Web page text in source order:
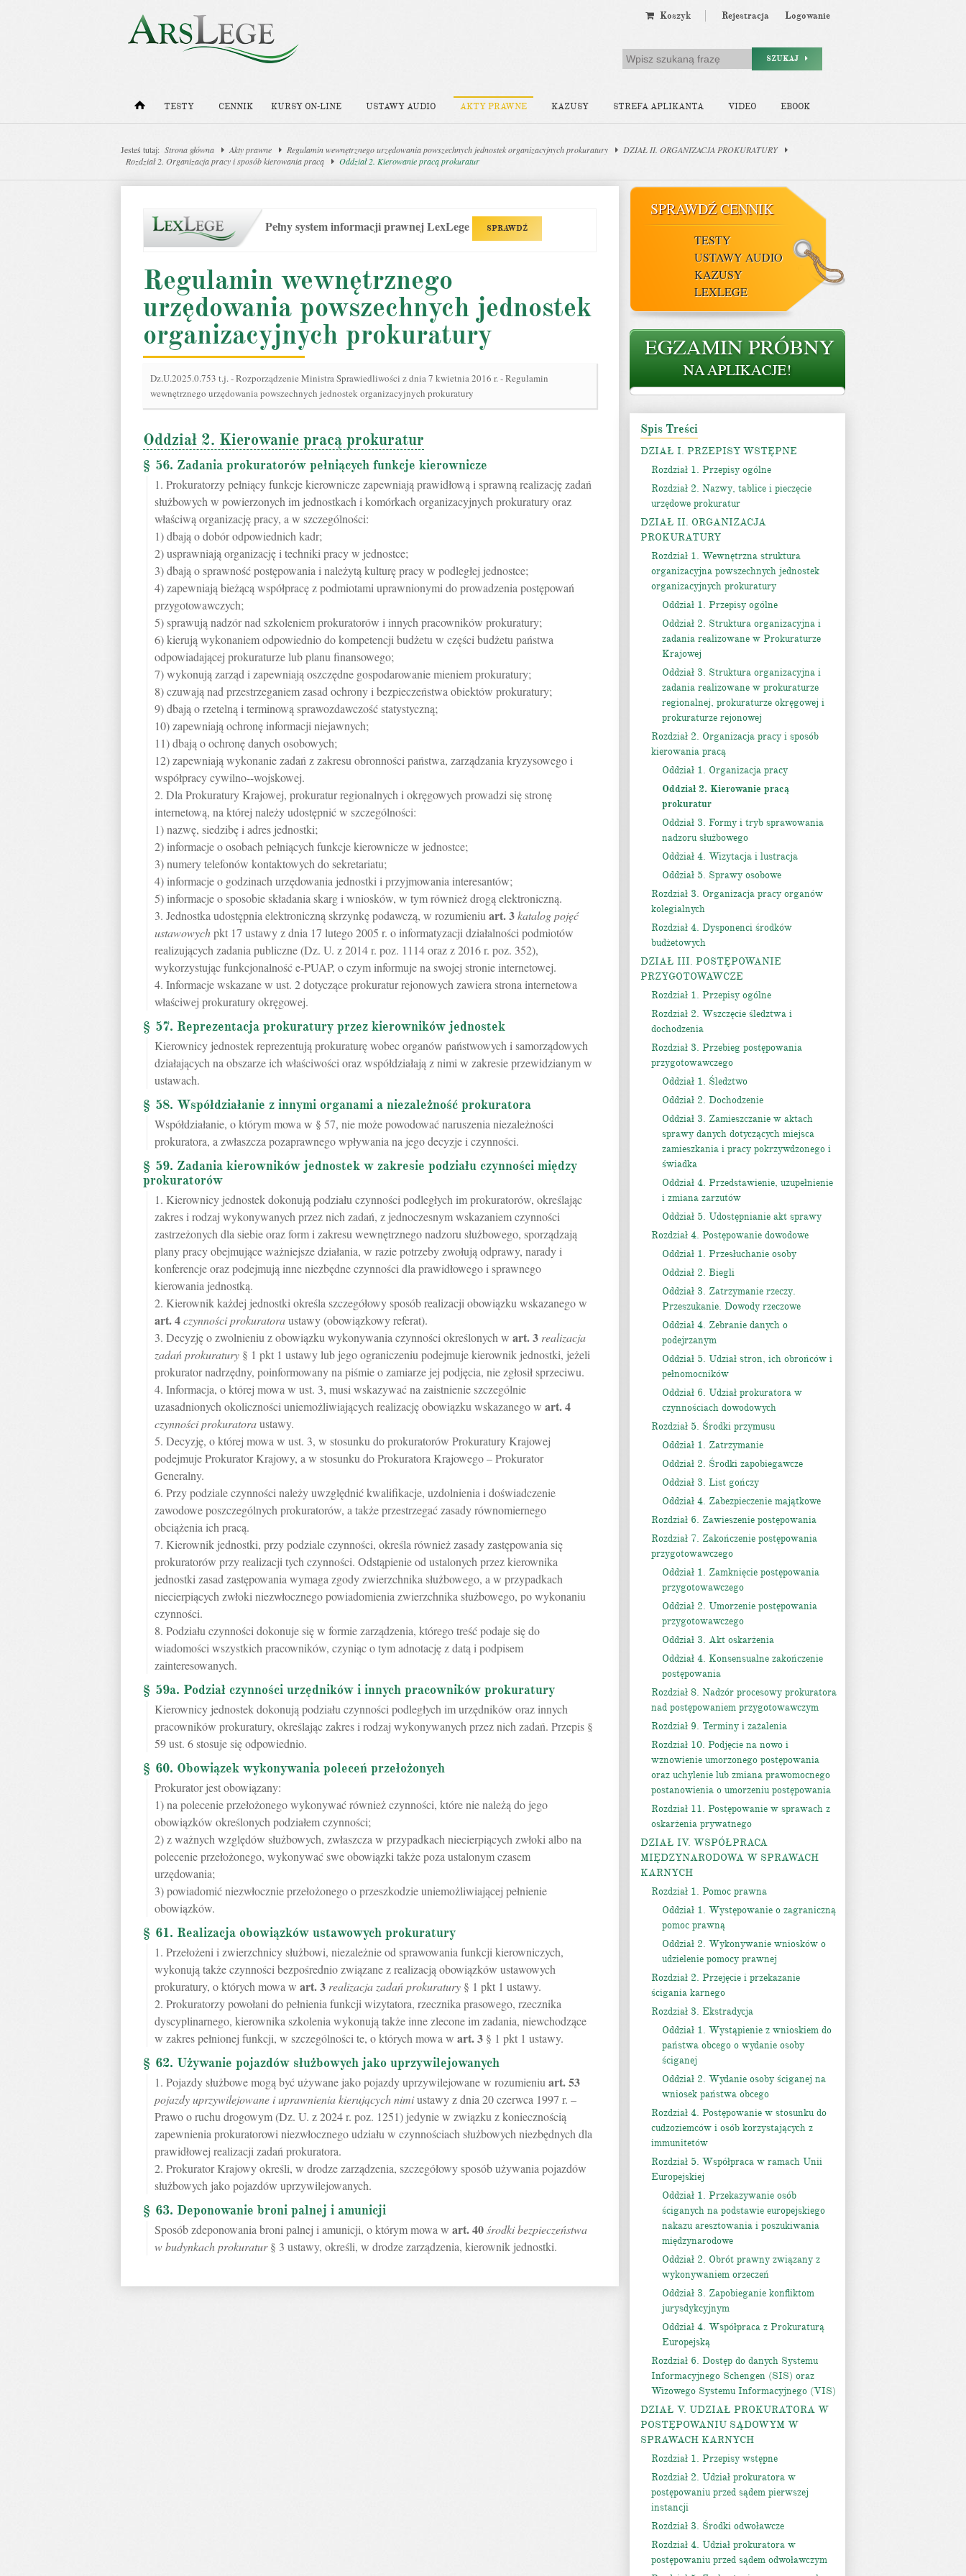
Koszyk Rejestracja Logowanie
SZUKAJ
TESTY CENNIK KURSY ON-LINE USTAWY AUDIO AKTY PRAWNE KAZUSY STREFA APLIKANTA VIDEO EBOOK
Jesteś tutaj: Strona główna Akty prawne Regulamin wewnętrznego urzędowania powszechnych jednostek organizacyjnych prokuratury
DZIAŁ II. ORGANIZACJA PROKURATURY
Rozdział 2. Organizacja pracy i sposób kierowania pracą
Oddział 2. Kierowanie pracą prokuratur
Pełny system informacji prawnej LexLege SPRAWDŹ
Regulamin wewnętrznego
urzędowania powszechnych jednostek
organizacyjnych prokuratury
Dz.U.2025.0.753 t.j.-Rozporządzenie Ministra Sprawiedliwości z dnia 7 kwietnia 2016 r. - Regulamin
wewnętrznego urzędowania powszechnych jednostek organizacyjnych prokuratury
Oddział 2. Kierowanie pracą prokuratur
§ 56. Zadania prokuratorów pełniących funkcje kierownicze
1. Prokuratorzy pełniący funkcje kierownicze zapewniają prawidłową i sprawną realizację zadań
służbowych w powierzonych im jednostkach i komórkach organizacyjnych prokuratury oraz
właściwą organizację pracy, a w szczególności:
1) dbają o dobór odpowiednich kadr;
2) usprawniają organizację i techniki pracy w jednostce;
3) dbają o sprawność postępowania i należytą kulturę pracy w podległej jednostce;
4) zapewniają bieżącą współpracę z podmiotami uprawnionymi do prowadzenia postępowań
przygotowawczych;
5) sprawują nadzór nad szkoleniem prokuratorów i innych pracowników prokuratury;
6) kierują wykonaniem odpowiednio do kompetencji budżetu w części budżetu państwa
odpowiadającej prokuraturze lub planu finansowego;
7) wykonują zarząd i zapewniają oszczędne gospodarowanie mieniem prokuratury;
8) czuwają nad przestrzeganiem zasad ochrony i bezpieczeństwa obiektów prokuratury;
9) dbają o rzetelną i terminową sprawozdawczość statystyczną;
10) zapewniają ochronę informacji niejawnych;
11) dbają o ochronę danych osobowych;
12) zapewniają wykonanie zadań z zakresu obronności państwa, zarządzania kryzysowego i
współpracy cywilno--wojskowej.
2. Dla Prokuratury Krajowej, prokuratur regionalnych i okręgowych prowadzi się stronę
internetową, na której należy udostępnić w szczególności:
1) nazwę, siedzibę i adres jednostki;
2) informacje o osobach pełniących funkcje kierownicze w jednostce;
3) numery telefonów kontaktowych do sekretariatu;
4) informacje o godzinach urzędowania jednostki i przyjmowania interesantów;
5) informacje o sposobie składania skarg i wniosków, w tym również drogą elektroniczną.
3. Jednostka udostępnia elektroniczną skrzynkę podawczą, w rozumieniu art.3katalog pojęć
ustawowychpkt 17 ustawy z dnia 17 lutego 2005 r. o informatyzacji działalności podmiotów
realizujących zadania publiczne (Dz. U. z 2014 r. poz. 1114 oraz z 2016 r. poz. 352),
wykorzystując funkcjonalność e-PUAP, o czym informuje na swojej stronie internetowej.
4. Informacje wskazane w ust. 2 dotyczące prokuratur rejonowych zawiera strona internetowa
właściwej prokuratury okręgowej.
§ 57. Reprezentacja prokuratury przez kierowników jednostek
Kierownicy jednostek reprezentują prokuraturę wobec organów państwowych i samorządowych
działających na obszarze ich właściwości oraz współdziałają z nimi w zakresie przewidzianym w
ustawach.
§ 58. Współdziałanie z innymi organami a niezależność prokuratora
Współdziałanie, o którym mowa w § 57, nie może powodować naruszenia niezależności
prokuratora, a zwłaszcza pozaprawnego wpływania na jego decyzje i czynności.
§ 59. Zadania kierowników jednostek w zakresie podziału czynności między
prokuratorów
1. Kierownicy jednostek dokonują podziału czynności podległych im prokuratorów, określając
zakres i rodzaj wykonywanych przez nich zadań, z jednoczesnym wskazaniem czynności
zastrzeżonych dla siebie oraz form i zakresu wewnętrznego nadzoru służbowego, sporządzają
plany pracy obejmujące ważniejsze działania, w razie potrzeby zwołują odprawy, narady i
konferencje oraz podejmują inne niezbędne czynności dla prawidłowego i sprawnego
kierowania jednostką.
2. Kierownik każdej jednostki określa szczegółowy sposób realizacji obowiązku wskazanego w
art.4czynności prokuratoraustawy (obowiązkowy referat).
3. Decyzję o zwolnieniu z obowiązku wykonywania czynności określonych w art.3 realizacja
zadań prokuratury § 1 pkt 1 ustawy lub jego ograniczeniu podejmuje kierownik jednostki, jeżeli
prokurator nadrzędny, poinformowany na piśmie o zamiarze jej podjęcia, nie zgłosił sprzeciwu.
4. Informacja, o której mowa w ust. 3, musi wskazywać na zaistnienie szczególnie
uzasadnionych okoliczności uniemożliwiających realizację obowiązku wskazanego w art.4
czynności prokuratoraustawy.
5. Decyzję, o której mowa w ust. 3, w stosunku do prokuratorów Prokuratury Krajowej
podejmuje Prokurator Krajowy, a w stosunku do Prokuratora Krajowego – Prokurator
Generalny.
6. Przy podziale czynności należy uwzględnić kwalifikacje, uzdolnienia i doświadczenie
zawodowe poszczególnych prokuratorów, a także przestrzegać zasady równomiernego
obciążenia ich pracą.
7. Kierownik jednostki, przy podziale czynności, określa również zasady zastępowania się
prokuratorów przy realizacji tych czynności. Odstąpienie od ustalonych przez kierownika
jednostki zasad zastępowania wymaga zgody zwierzchnika służbowego, a w przypadkach
niecierpiących zwłoki niezwłocznego powiadomienia zwierzchnika służbowego, po wykonaniu
czynności.
8. Podziału czynności dokonuje się w formie zarządzenia, którego treść podaje się do
wiadomości wszystkich pracowników, czyniąc o tym adnotację z datą i podpisem
zainteresowanych.
§ 59a. Podział czynności urzędników i innych pracowników prokuratury
Kierownicy jednostek dokonują podziału czynności podległych im urzędników oraz innych
pracowników prokuratury, określając zakres i rodzaj wykonywanych przez nich zadań. Przepis §
59 ust. 6 stosuje się odpowiednio.
§ 60. Obowiązek wykonywania poleceń przełożonych
Prokurator jest obowiązany:
1) na polecenie przełożonego wykonywać również czynności, które nie należą do jego
obowiązków określonych podziałem czynności;
2) z ważnych względów służbowych, zwłaszcza w przypadkach niecierpiących zwłoki albo na
polecenie przełożonego, wykonywać swe obowiązki także poza ustalonym czasem
urzędowania;
3) powiadomić niezwłocznie przełożonego o przeszkodzie uniemożliwiającej pełnienie
obowiązków.
§ 61. Realizacja obowiązków ustawowych prokuratury
1. Przełożeni i zwierzchnicy służbowi, niezależnie od sprawowania funkcji kierowniczych,
wykonują także czynności bezpośrednio związane z realizacją obowiązków ustawowych
prokuratury, o których mowa w art.3 realizacja zadań prokuratury § 1 pkt 1 ustawy.
2. Prokuratorzy powołani do pełnienia funkcji wizytatora, rzecznika prasowego, rzecznika
dyscyplinarnego, kierownika szkolenia wykonują także inne zlecone im zadania, niewchodzące
w zakres pełnionej funkcji, w szczególności te, o których mowa w art.3 § 1 pkt 1 ustawy.
§ 62. Używanie pojazdów służbowych jako uprzywilejowanych
1. Pojazdy służbowe mogą być używane jako pojazdy uprzywilejowane w rozumieniu art.53
pojazdy uprzywilejowane i uprawnienia kierujących nimiustawy z dnia 20 czerwca 1997 r. –
Prawo o ruchu drogowym (Dz. U. z 2024 r. poz. 1251) jedynie w związku z koniecznością
zapewnienia prokuratorowi niezwłocznego udziału w czynnościach służbowych niezbędnych dla
prawidłowej realizacji zadań prokuratora.
2. Prokurator Krajowy określi, w drodze zarządzenia, szczegółowy sposób używania pojazdów
służbowych jako pojazdów uprzywilejowanych.
§ 63. Deponowanie broni palnej i amunicji
Sposób zdeponowania broni palnej i amunicji, o którym mowa w art.40środki bezpieczeństwa
w budynkach prokuratur§ 3 ustawy, określi, w drodze zarządzenia, kierownik jednostki.
SPRAWDŹ CENNIK
TESTY
USTAWY AUDIO
KAZUSY
LEXLEGE
Spis Treści
DZIAŁ I. PRZEPISY WSTĘPNE
Rozdział 1. Przepisy ogólne
Rozdział 2. Nazwy, tablice i pieczęcie
urzędowe prokuratur
DZIAŁ II. ORGANIZACJA
PROKURATURY
Rozdział 1. Wewnętrzna struktura
organizacyjna powszechnych jednostek
organizacyjnych prokuratury
Oddział 1. Przepisy ogólne
Oddział 2. Struktura organizacyjna i
zadania realizowane w Prokuraturze
Krajowej
Oddział 3. Struktura organizacyjna i
zadania realizowane w prokuraturze
regionalnej, prokuraturze okręgowej i
prokuraturze rejonowej
Rozdział 2. Organizacja pracy i sposób
kierowania pracą
Oddział 1. Organizacja pracy
Oddział 2. Kierowanie pracą
prokuratur
Oddział 3. Formy i tryb sprawowania
nadzoru służbowego
Oddział 4. Wizytacja i lustracja
Oddział 5. Sprawy osobowe
Rozdział 3. Organizacja pracy organów
kolegialnych
Rozdział 4. Dysponenci środków
budżetowych
DZIAŁ III. POSTĘPOWANIE
PRZYGOTOWAWCZE
Rozdział 1. Przepisy ogólne
Rozdział 2. Wszczęcie śledztwa i
dochodzenia
Rozdział 3. Przebieg postępowania
przygotowawczego
Oddział 1. Śledztwo
Oddział 2. Dochodzenie
Oddział 3. Zamieszczanie w aktach
sprawy danych dotyczących miejsca
zamieszkania i pracy pokrzywdzonego i
świadka
Oddział 4. Przedstawienie, uzupełnienie
i zmiana zarzutów
Oddział 5. Udostępnianie akt sprawy
Rozdział 4. Postępowanie dowodowe
Oddział 1. Przesłuchanie osoby
Oddział 2. Biegli
Oddział 3. Zatrzymanie rzeczy.
Przeszukanie. Dowody rzeczowe
Oddział 4. Zebranie danych o
podejrzanym
Oddział 5. Udział stron, ich obrońców i
pełnomocników
Oddział 6. Udział prokuratora w
czynnościach dowodowych
Rozdział 5. Środki przymusu
Oddział 1. Zatrzymanie
Oddział 2. Środki zapobiegawcze
Oddział 3. List gończy
Oddział 4. Zabezpieczenie majątkowe
Rozdział 6. Zawieszenie postępowania
Rozdział 7. Zakończenie postępowania
przygotowawczego
Oddział 1. Zamknięcie postępowania
przygotowawczego
Oddział 2. Umorzenie postępowania
przygotowawczego
Oddział 3. Akt oskarżenia
Oddział 4. Konsensualne zakończenie
postępowania
Rozdział 8. Nadzór procesowy prokuratora
nad postępowaniem przygotowawczym
Rozdział 9. Terminy i zażalenia
Rozdział 10. Podjęcie na nowo i
wznowienie umorzonego postępowania
oraz uchylenie lub zmiana prawomocnego
postanowienia o umorzeniu postępowania
Rozdział 11. Postępowanie w sprawach z
oskarżenia prywatnego
DZIAŁ IV. WSPÓŁPRACA
MIĘDZYNARODOWA W SPRAWACH
KARNYCH
Rozdział 1. Pomoc prawna
Oddział 1. Występowanie o zagraniczną
pomoc prawną
Oddział 2. Wykonywanie wniosków o
udzielenie pomocy prawnej
Rozdział 2. Przejęcie i przekazanie
ścigania karnego
Rozdział 3. Ekstradycja
Oddział 1. Wystąpienie z wnioskiem do
państwa obcego o wydanie osoby
ściganej
Oddział 2. Wydanie osoby ściganej na
wniosek państwa obcego
Rozdział 4. Postępowanie w stosunku do
cudzoziemców i osób korzystających z
immunitetów
Rozdział 5. Współpraca w ramach Unii
Europejskiej
Oddział 1. Przekazywanie osób
ściganych na podstawie europejskiego
nakazu aresztowania i poszukiwania
międzynarodowe
Oddział 2. Obrót prawny związany z
wykonywaniem orzeczeń
Oddział 3. Zapobieganie konfliktom
jurysdykcyjnym
Oddział 4. Współpraca z Prokuraturą
Europejską
Rozdział 6. Dostęp do danych Systemu
Informacyjnego Schengen (SIS) oraz
Wizowego Systemu Informacyjnego (VIS)
DZIAŁ V. UDZIAŁ PROKURATORA W
POSTĘPOWANIU SĄDOWYM W
SPRAWACH KARNYCH
Rozdział 1. Przepisy wstępne
Rozdział 2. Udział prokuratora w
postępowaniu przed sądem pierwszej
instancji
Rozdział 3. Środki odwoławcze
Rozdział 4. Udział prokuratora w
postępowaniu przed sądem odwoławczym